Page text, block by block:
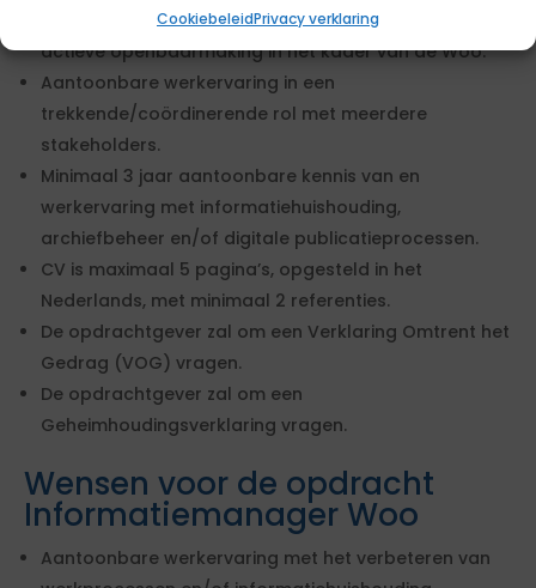
CookiebeleidPrivacy verklaring
Minimaal 3 jaar aantoonbare werkervaring met
actieve openbaarmaking in het kader van de Woo.
Aantoonbare werkervaring in een
trekkende/coördinerende rol met meerdere
stakeholders.
Minimaal 3 jaar aantoonbare kennis van en
werkervaring met informatiehuishouding,
archiefbeheer en/of digitale publicatieprocessen.
CV is maximaal 5 pagina’s, opgesteld in het
Nederlands, met minimaal 2 referenties.
De opdrachtgever zal om een Verklaring Omtrent het
Gedrag (VOG) vragen.
De opdrachtgever zal om een
Geheimhoudingsverklaring vragen.
Wensen voor de opdracht
Informatiemanager Woo
Aantoonbare werkervaring met het verbeteren van